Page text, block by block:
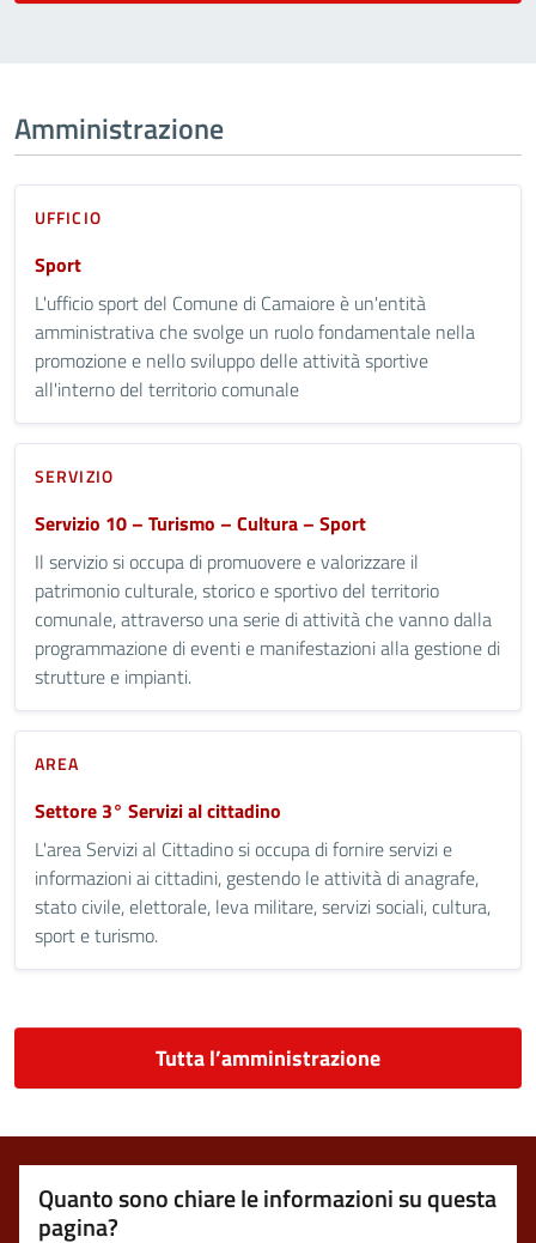
Amministrazione
UFFICIO
Sport
L'ufficio sport del Comune di Camaiore è un'entità
amministrativa che svolge un ruolo fondamentale nella
promozione e nello sviluppo delle attività sportive
all'interno del territorio comunale
SERVIZIO
Servizio 10 – Turismo – Cultura – Sport
Il servizio si occupa di promuovere e valorizzare il
patrimonio culturale, storico e sportivo del territorio
comunale, attraverso una serie di attività che vanno dalla
programmazione di eventi e manifestazioni alla gestione di
strutture e impianti.
AREA
Settore 3° Servizi al cittadino
L'area Servizi al Cittadino si occupa di fornire servizi e
informazioni ai cittadini, gestendo le attività di anagrafe,
stato civile, elettorale, leva militare, servizi sociali, cultura,
sport e turismo.
Tutta l’amministrazione
Quanto sono chiare le informazioni su questa
pagina?